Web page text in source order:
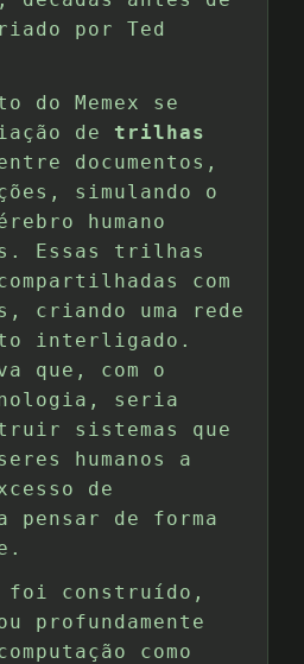
por Ted
do Memex se
de trilhas
documentos,
simulando o
humano
Essas trilhas
com
criando uma rede
interligado.
que, com o
seria
sistemas que
humanos a
de
pensar de forma
foi construído,
profundamente
como